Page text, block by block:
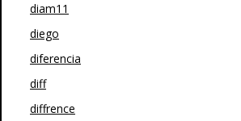
diam11
diego
diferencia
diff
diffrence